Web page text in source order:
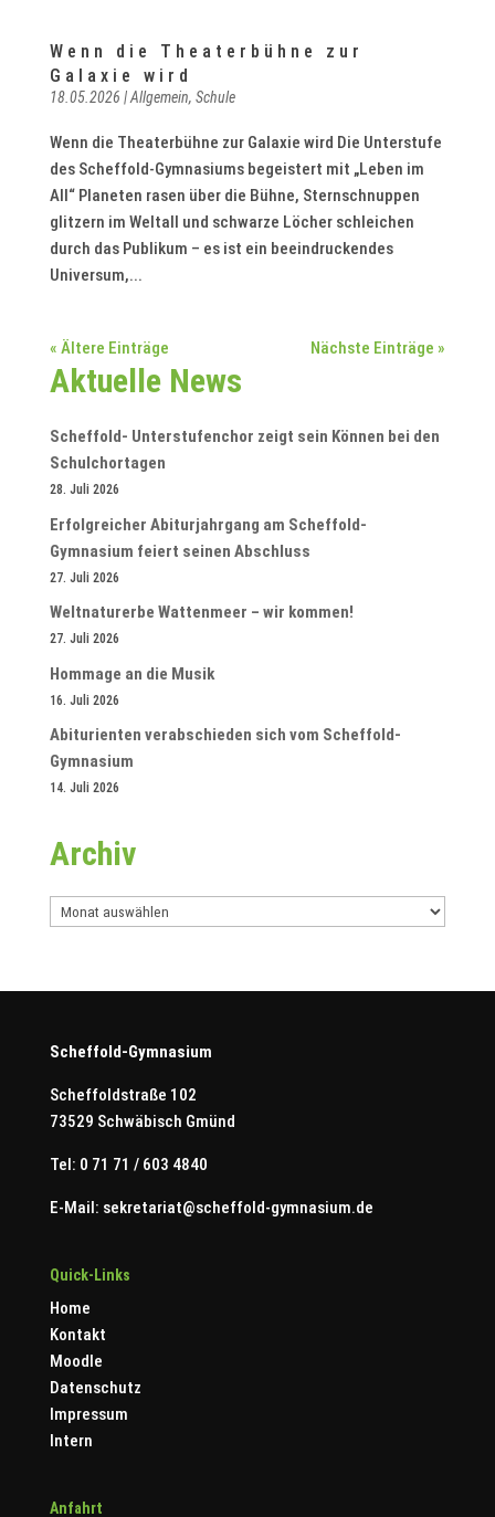
Wenn die Theaterbühne zur
Galaxie wird
18.05.2026 |Allgemein, Schule
Wenn die Theaterbühne zur Galaxie wird Die Unterstufe
des Scheffold-Gymnasiums begeistert mit „Leben im
All“ Planeten rasen über die Bühne, Sternschnuppen
glitzern im Weltall und schwarze Löcher schleichen
durch das Publikum – es ist ein beeindruckendes
Universum,...
« Ältere Einträge Nächste Einträge »
Aktuelle News
Scheffold- Unterstufenchor zeigt sein Können bei den
Schulchortagen
28. Juli 2026
Erfolgreicher Abiturjahrgang am Scheffold-
Gymnasium feiert seinen Abschluss
27. Juli 2026
Weltnaturerbe Wattenmeer – wir kommen!
27. Juli 2026
Hommage an die Musik
16. Juli 2026
Abiturienten verabschieden sich vom Scheffold-
Gymnasium
14. Juli 2026
Archiv
Archiv
Scheffold-Gymnasium
Scheffoldstraße 102
73529 Schwäbisch Gmünd
Tel: 0 71 71 / 603 4840
E-Mail: sekretariat@scheffold-gymnasium.de
Quick-Links
Home
Kontakt
Moodle
Datenschutz
Impressum
Intern
Anfahrt